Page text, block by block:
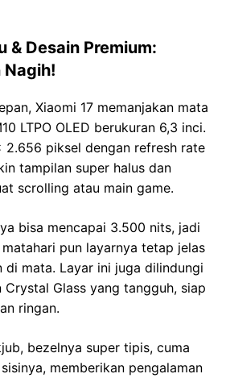
& Desain Premium:
Nagih!
Xiaomi 17 memanjakan mata
LTPO OLED berukuran 6,3 inci.
2.656 piksel dengan refresh rate
tampilan super halus dan
scrolling atau main game.
bisa mencapai 3.500 nits, jadi
pun layarnya tetap jelas
di mata. Layar ini juga dilindungi
Glass yang tangguh, siap
ringan.
bezelnya super tipis, cuma
memberikan pengalaman